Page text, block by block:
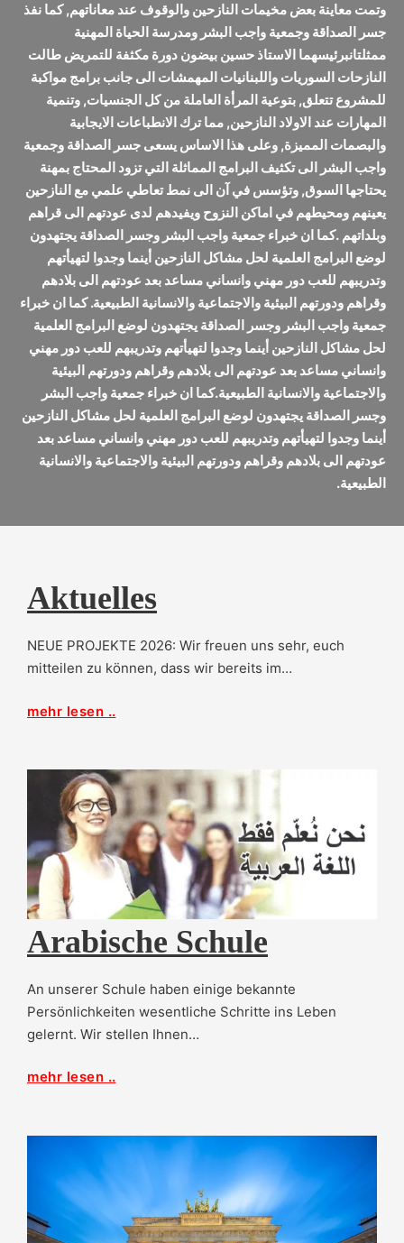
Aktuelles
NEUE PROJEKTE 2026: Wir freuen uns sehr, euch
mitteilen zu können, dass wir bereits im…
mehr lesen ..
Arabische Schule
An unserer Schule haben einige bekannte
Persönlichkeiten wesentliche Schritte ins Leben
gelernt. Wir stellen Ihnen…
mehr lesen ..
وتمت معاينة بعض مخيمات النازحين والوقوف عند معاناتهم, كما نفذ
جسر الصداقة وجمعية واجب البشر ومدرسة الحياة المهنية
ممثلتانبرئيسهما الاستاذ حسين بيضون دورة مكثفة للتمريض طالت
النازحات السوريات واللبنانيات المهمشات الى جانب برامج مواكبة
للمشروع تتعلق, بتوعية المرأة العاملة من كل الجنسيات, وتنمية
المهارات عند الاولاد النازحين, مما ترك الانطباعات الايجابية
والبصمات المميزة, وعلى هذا الاساس يسعى جسر الصداقة وجمعية
واجب البشر الى تكثيف البرامج المماثلة التي تزود المحتاج بمهنة
يحتاجها السوق, وتؤسس في آن الى نمط تعاطي علمي مع النازحين
يعينهم ومحيطهم في اماكن النزوح ويفيدهم لدى عودتهم الى قراهم
وبلداتهم .كما ان خبراء جمعية واجب البشر وجسر الصداقة يجتهدون
لوضع البرامج العلمية لحل مشاكل النازحين أينما وجدوا لتهيأتهم
وتدريبهم للعب دور مهني وانساني مساعد بعد عودتهم الى بلادهم
وقراهم ودورتهم البيئية والاجتماعية والانسانية الطبيعية. كما ان خبراء
جمعية واجب البشر وجسر الصداقة يجتهدون لوضع البرامج العلمية
لحل مشاكل النازحين أينما وجدوا لتهيأتهم وتدريبهم للعب دور مهني
وانساني مساعد بعد عودتهم الى بلادهم وقراهم ودورتهم البيئية
والاجتماعية والانسانية الطبيعية.كما ان خبراء جمعية واجب البشر
وجسر الصداقة يجتهدون لوضع البرامج العلمية لحل مشاكل النازحين
أينما وجدوا لتهيأتهم وتدريبهم للعب دور مهني وانساني مساعد بعد
عودتهم الى بلادهم وقراهم ودورتهم البيئية والاجتماعية والانسانية
الطبيعية.